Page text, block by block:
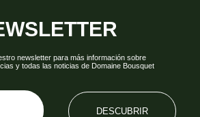
newsletter para más información sobre
y todas las noticias de Domaine Bousquet
DESCUBRIR